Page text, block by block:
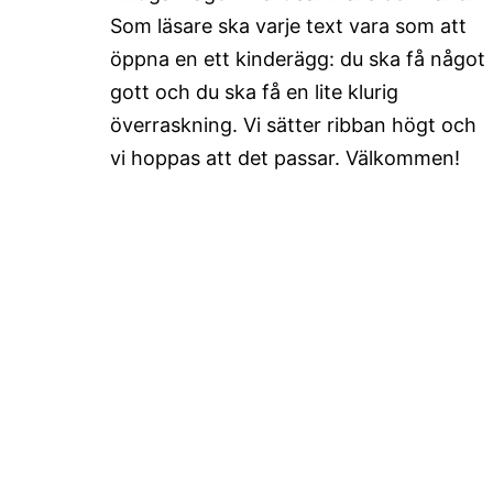
Som läsare ska varje text vara som att
öppna en ett kinderägg: du ska få något
gott och du ska få en lite klurig
överraskning. Vi sätter ribban högt och
vi hoppas att det passar. Välkommen!